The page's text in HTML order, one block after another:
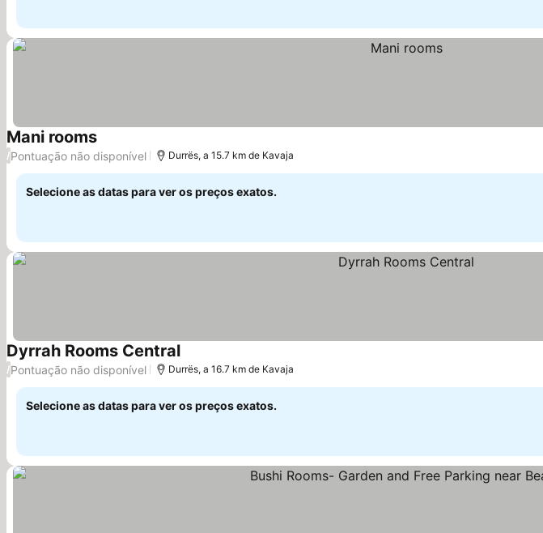
Mani roomsVer preços
/Pontuação não disponível Durrës, a 15.7 km de Kavaja
Selecione as datas para ver os preços exatos.
Dyrrah Rooms CentralVer preços
/Pontuação não disponível Durrës, a 16.7 km de Kavaja
Selecione as datas para ver os preços exatos.